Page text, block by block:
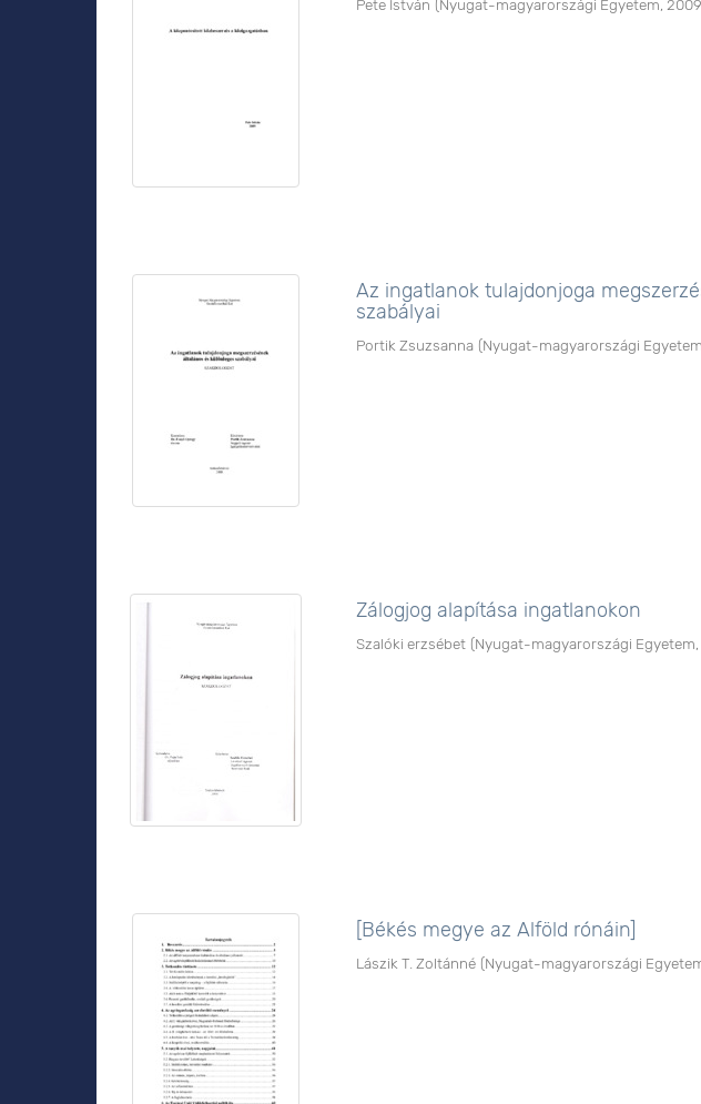
Pete István (Nyugat-magyarországi Egyetem
Az ingatlanok tulajdonjoga
szabályai
Portik Zsuzsanna (Nyugat-magyarországi Egyetem
Zálogjog alapítása ingatlanokon
Szalóki erzsébet (Nyugat-magyarországi Egyetem
[Békés megye az Alföld rónáin]
Lászik T. Zoltánné (Nyugat-magyarországi